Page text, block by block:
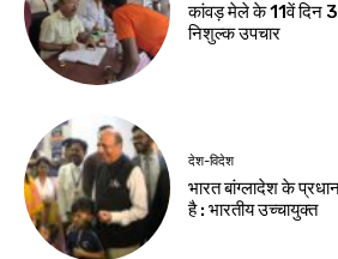
जमशेदपुर
शहीद निर्मल महतो के
शहादत दिवस पर
अर्पित की श्रद्धांजलि
Birsa Bhumi Live -
August 8, 2026
खूंटी